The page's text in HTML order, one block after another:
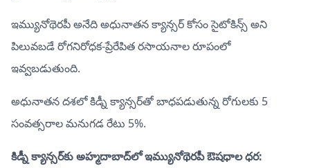
ఇమ్యునోథెరపీ అనేది అధునాతన క్యాన్సర్ కోసం సైటోకిన్స్ అని
పిలువబడే రోగనిరోధక-ప్రేరేపిత రసాయనాల రూపంలో
ఇవ్వబడుతుంది.
అధునాతన దశలో కిడ్నీ క్యాన్సర్‌తో బాధపడుతున్న రోగులకు 5
సంవత్సరాల మనుగడ రేటు 5%.
కిడ్నీ క్యాన్సర్‌కు అహ్మదాబాద్‌లో ఇమ్యునోథెరపీ ఔషధాల ధర: